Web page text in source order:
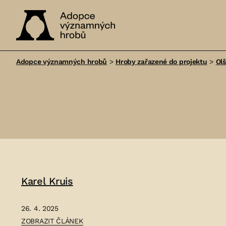
významných
Adopce významných hrobů > Hroby zařazené do projektu >
Karel Kruis
26. 4. 2025
ČLÁNEK:
ZOBRAZIT ČLÁNEK